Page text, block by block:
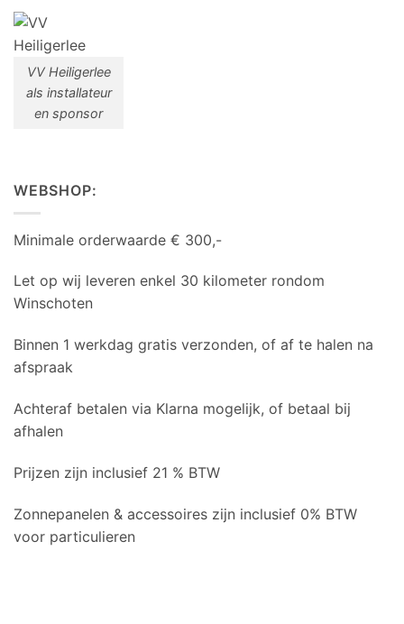
VV Heiligerlee
als installateur
en sponsor
WEBSHOP:
Minimale orderwaarde € 300,-
Let op wij leveren enkel 30 kilometer rondom
Winschoten
Binnen 1 werkdag gratis verzonden, of af te halen na
afspraak
Achteraf betalen via Klarna mogelijk, of betaal bij
afhalen
Prijzen zijn inclusief 21 % BTW
Zonnepanelen & accessoires zijn inclusief 0% BTW
voor particulieren